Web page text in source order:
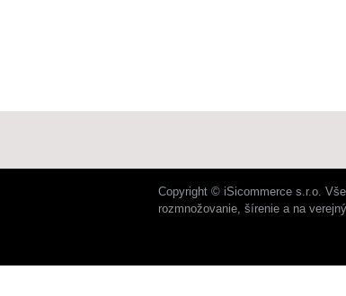
Copyright © iSicommerce s.r.o.
rozmnožovanie, šírenie a na